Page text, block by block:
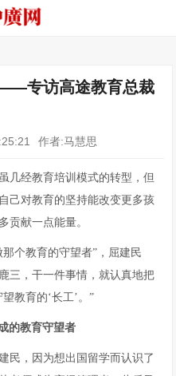
专访高途教育总裁
作者:马慧思
几经教育培训模式的转型，但
己对教育的坚持能改变更多孩
贡献一点能量。
个教育的守望者”，屈建民
三，干一件事情，就认真地把
教育的‘长工’。”
的教育守望者
民，因为想出国留学而认识了